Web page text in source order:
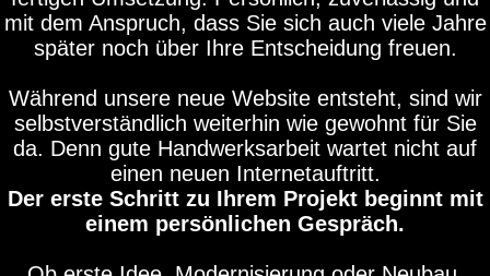
mit dem Anspruch, dass Sie sich auch viele Jahre
später noch über Ihre Entscheidung freuen.
Während unsere neue Website entsteht, sind wir
selbstverständlich weiterhin wie gewohnt für Sie
da. Denn gute Handwerksarbeit wartet nicht auf
einen neuen Internetauftritt.
Der erste Schritt zu Ihrem Projekt beginnt mit
einem persönlichen Gespräch.